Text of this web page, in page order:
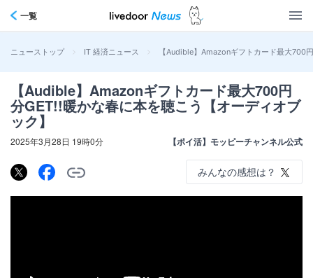
一覧
ニューストップ > IT 経済ニュース > 【Audible】Amazonギフトカード最大700
【Audible】Amazonギフトカード最大700円
分GET!!暖かな春に本を聴こう【オーディオブ
ック】
2025年3月28日 19時0分 【ポイ活】モッピーチャンネル公式
みんなの感想は？